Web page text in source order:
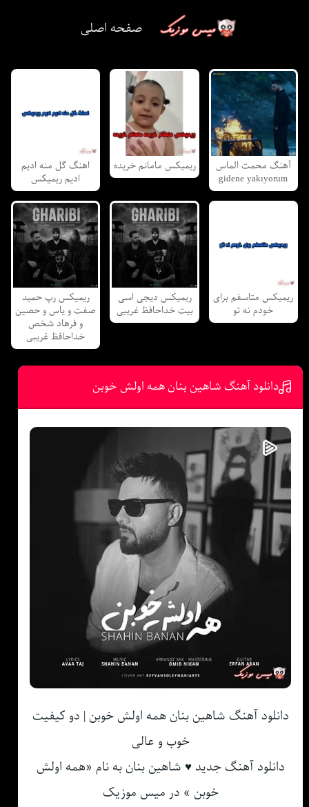
صفحه اصلی
آهنگ محمت الماس
gidene yakıyorum
ریمیکس مامانم خریده
اهنگ گل منه ادیم
ادیم ریمیکس
ریمیکس متاسفم برای
خودم نه تو
ریمیکس دیجی اسی
بیت خداحافظ غریبی
ریمیکس رپ حمید
صفت و یاس و حصین
و فرهاد شخص
خداحافظ غریبی
دانلود آهنگ شاهین بنان همه اولش خوبن
دانلود آهنگ شاهین بنان همه اولش خوبن | دو کیفیت
خوب و عالی
دانلود آهنگ جدید ♥ شاهین بنان به نام «همه اولش
خوبن » در میس موزیک